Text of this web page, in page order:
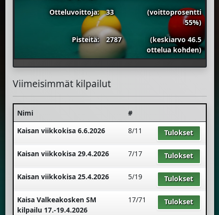
Otteluvoittoja:
33
(voittoprosentti
55%)
Pisteitä:
2787
(keskiarvo 46.5
ottelua kohden)
Viimeisimmät kilpailut
Nimi
#
Kaisan viikkokisa 6.6.2026
8/11 Tulokset
Kaisan viikkokisa 29.4.2026 7/17 Tulokset
Kaisan viikkokisa 25.4.2026 5/19 Tulokset
Kaisa Valkeakosken SM
kilpailu 17.-19.4.2026
17/71 Tulokset